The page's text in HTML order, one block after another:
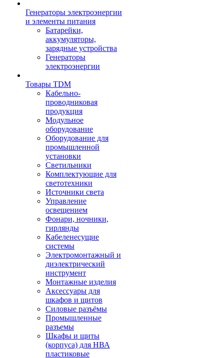
Генераторы электроэнергии
и элементы питания
Батарейки,
аккумуляторы,
зарядные устройства
Генераторы
электроэнергии
Товары TDM
Кабельно-
проводниковая
продукция
Модульное
оборудование
Оборудование для
промышленной
установки
Светильники
Комплектующие для
светотехники
Источники света
Управление
освещением
Фонари, ночники,
гирлянды
Кабеленесущие
системы
Электромонтажный и
диэлектрический
инструмент
Монтажные изделия
Аксессуары для
шкафов и щитов
Силовые разъёмы
Промышленные
разъемы
Шкафы и щиты
(корпуса) для НВА
пластиковые